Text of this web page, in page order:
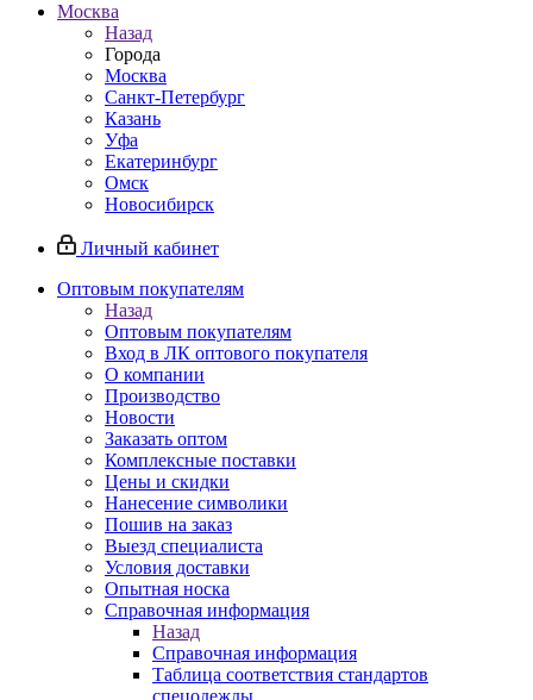
Москва
Назад
Города
Москва
Санкт-Петербург
Казань
Уфа
Екатеринбург
Омск
Новосибирск
Личный кабинет
Оптовым покупателям
Назад
Оптовым покупателям
Вход в ЛК оптового покупателя
О компании
Производство
Новости
Заказать оптом
Комплексные поставки
Цены и скидки
Нанесение символики
Пошив на заказ
Выезд специалиста
Условия доставки
Опытная носка
Справочная информация
Назад
Справочная информация
Таблица соответствия стандартов
спецодежды